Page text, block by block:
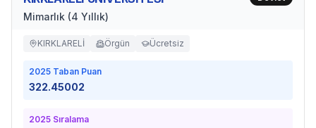
Mimarlık (4 Yıllık)
KIRKLARELİ Örgün Ücretsiz
2025 Taban Puan
322.45002
2025 Sıralama